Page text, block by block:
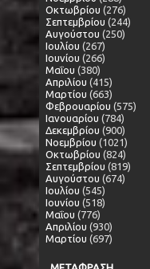
Οκτωβρίου (276)
Σεπτεμβρίου (244)
Αυγούστου (250)
Ιουλίου (267)
Ιουνίου (266)
Μαΐου (380)
Απριλίου (415)
Μαρτίου (663)
Φεβρουαρίου (575)
Ιανουαρίου (784)
Δεκεμβρίου (900)
Νοεμβρίου (1021)
Οκτωβρίου (824)
Σεπτεμβρίου (819)
Αυγούστου (674)
Ιουλίου (545)
Ιουνίου (518)
Μαΐου (776)
Απριλίου (930)
Μαρτίου (697)